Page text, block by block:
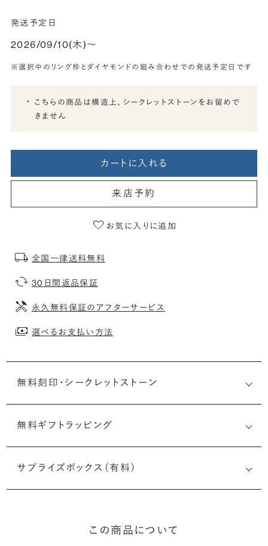
発送予定日
2026/09/10(木)〜
※選択中のリング枠とダイヤモンドの組み合わせでの発送予定日です
こちらの商品は構造上、シークレットストーンをお留めで
きません
カートに入れる
来店予約
お気に入りに追加
全国一律送料無料
30日間返品保証
永久無料保証のアフターサービス
選べるお支払い方法
無料刻印・ シークレットストーン
印することができます。注文前だけでなく購入後の刻印も、
リングに初めて施す初回の刻印は、無料にて承ります（デザ
細は「商品仕様」欄をご確認ください）。
無料ギフトラッピング
サプライズボックス（有料）
この商品について